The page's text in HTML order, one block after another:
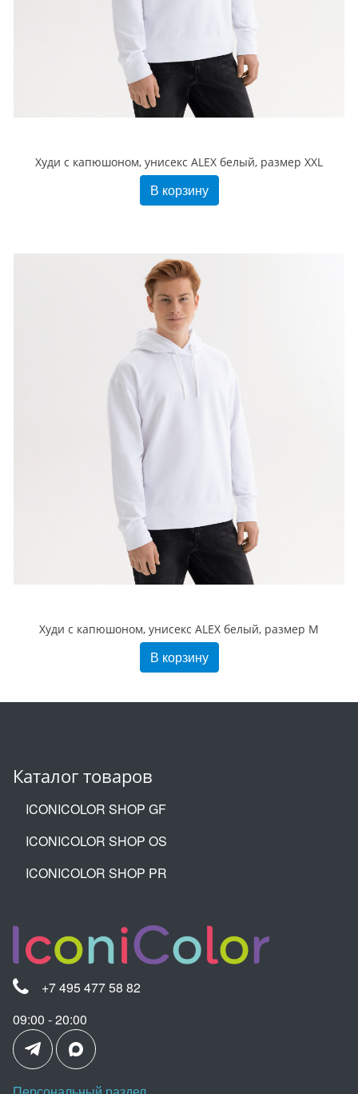
Худи с капюшоном, унисекс ALEX белый, размер XXL
В корзину
Худи с капюшоном, унисекс ALEX белый, размер M
В корзину
Каталог товаров
ICONICOLOR SHOP GF
ICONICOLOR SHOP OS
ICONICOLOR SHOP PR
+7 495 477 58 82
09:00 - 20:00